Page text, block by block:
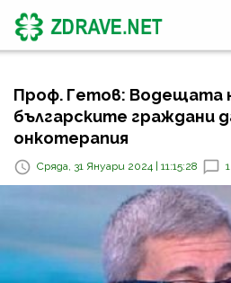
Проф. Гетов: Водещата
българските граждани
онкотерапия
Сряда, 31 Януари 2024 | 11:15:28 1